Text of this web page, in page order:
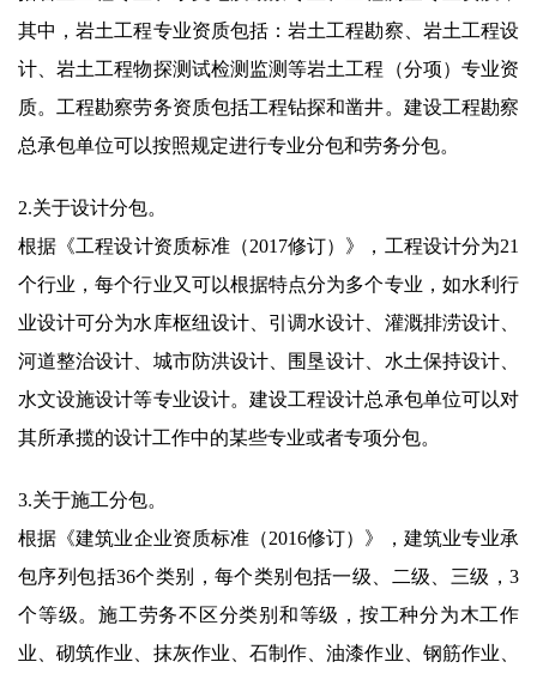
其中，岩土工程专业资质包括：岩土工程勘察、岩土工程设
计、岩土工程物探测试检测监测等岩土工程（分项）专业资
质。工程勘察劳务资质包括工程钻探和凿井。建设工程勘察
总承包单位可以按照规定进行专业分包和劳务分包。
2.关于设计分包。
根据《工程设计资质标准（2017修订）》，工程设计分为21
个行业，每个行业又可以根据特点分为多个专业，如水利行
业设计可分为水库枢纽设计、引调水设计、灌溉排涝设计、
河道整治设计、城市防洪设计、围垦设计、水土保持设计、
水文设施设计等专业设计。建设工程设计总承包单位可以对
其所承揽的设计工作中的某些专业或者专项分包。
3.关于施工分包。
根据《建筑业企业资质标准（2016修订）》，建筑业专业承
包序列包括36个类别，每个类别包括一级、二级、三级，3
个等级。施工劳务不区分类别和等级，按工种分为木工作
业、砌筑作业、抹灰作业、石制作、油漆作业、钢筋作业、